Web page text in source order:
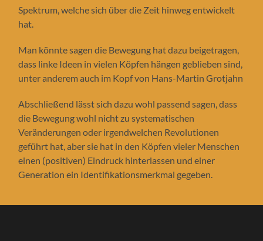
Spektrum, welche sich über die Zeit hinweg entwickelt
hat.
Man könnte sagen die Bewegung hat dazu beigetragen,
dass linke Ideen in vielen Köpfen hängen geblieben sind,
unter anderem auch im Kopf von Hans-Martin Grotjahn
Abschließend lässt sich dazu wohl passend sagen, dass
die Bewegung wohl nicht zu systematischen
Veränderungen oder irgendwelchen Revolutionen
geführt hat, aber sie hat in den Köpfen vieler Menschen
einen (positiven) Eindruck hinterlassen und einer
Generation ein Identifikationsmerkmal gegeben.